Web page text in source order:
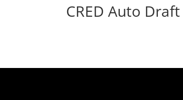
CRED Auto